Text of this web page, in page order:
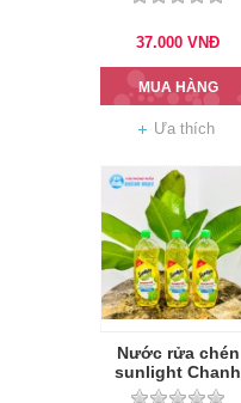
37.000 VNĐ
MUA HÀNG
Ưa thích
Nước rửa chén
sunlight Chanh
750ml